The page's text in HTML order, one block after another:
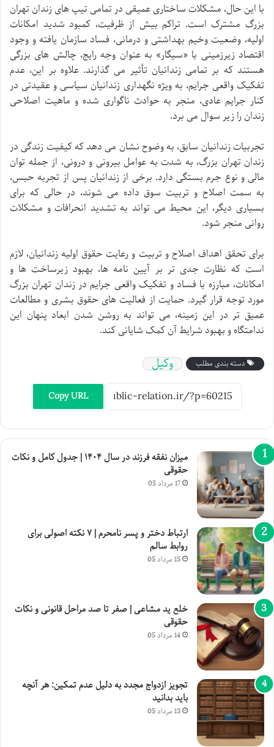
با این حال، مشکلات ساختاری عمیقی در تمامی تیپ های زندان تهران
بزرگ مشترک است. تراکم بیش از ظرفیت، کمبود شدید امکانات
اولیه، وضعیت وخیم بهداشتی و درمانی، فساد سازمان یافته و وجود
اقتصاد زیرزمینی با «سیگار» به عنوان وجه رایج، چالش های بزرگی
هستند که بر تمامی زندانیان تأثیر می گذارند. علاوه بر این، عدم
تفکیک واقعی جرایم، به ویژه نگهداری زندانیان سیاسی و عقیدتی در
کنار جرایم عادی، منجر به حوادث ناگواری شده و ماهیت اصلاحی
زندان را زیر سوال می برد.
تجربیات زندانیان سابق، به وضوح نشان می دهد که کیفیت زندگی در
زندان تهران بزرگ، به شدت به عوامل بیرونی و درونی، از جمله توان
مالی و نوع جرم بستگی دارد. برخی از زندانیان پس از تجربه حبس،
به سمت اصلاح و تربیت سوق داده می شوند، در حالی که برای
بسیاری دیگر، این محیط می تواند به تشدید انحرافات و مشکلات
روانی منجر شود.
برای تحقق اهداف اصلاح و تربیت و رعایت حقوق اولیه زندانیان، لازم
است که نظارت جدی تر بر آیین نامه ها، بهبود زیرساخت ها و
امکانات، مبارزه با فساد و تفکیک واقعی جرایم در زندان تهران بزرگ
مورد توجه قرار گیرد. حمایت از فعالیت های حقوق بشری و مطالعات
عمیق تر در این زمینه، می تواند به روشن شدن ابعاد پنهان این
ندامتگاه و بهبود شرایط آن کمک شایانی کند.
دسته بندی مطلب وکیل
Copy URL
میزان نفقه فرزند در سال ۱۴۰۴ | جدول کامل و نکات
حقوقی
17 مرداد 05
ارتباط دختر و پسر نامحرم | ۷ نکته اصولی برای
روابط سالم
15 مرداد 05
خلع ید مشاعی | صفر تا صد مراحل قانونی و نکات
حقوقی
14 مرداد 05
تجویز ازدواج مجدد به دلیل عدم تمکین: هر آنچه
باید بدانید
13 مرداد 05